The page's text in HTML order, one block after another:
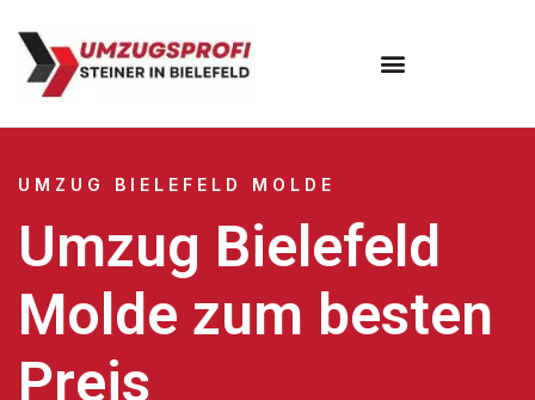
UMZUG BIELEFELD MOLDE
Umzug Bielefeld
Molde zum besten
Preis